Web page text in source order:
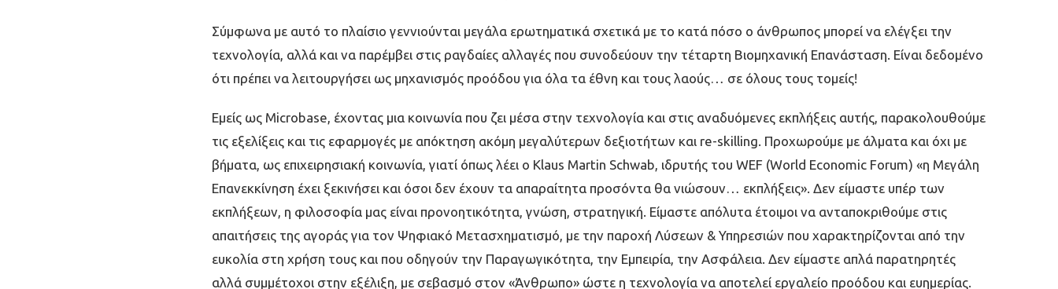
Σύµφωνα µε αυτό το πλαίσιο γεννιούνται µεγάλα ερωτηµατικά σχετικά µε το κατά πόσο ο άνθρωπος µπορεί να ελέγξει την
τεχνολογία, αλλά και να παρέµβει στις ραγδαίες αλλαγές που συνοδεύουν την τέταρτη Βιοµηχανική Επανάσταση. Είναι δεδοµένο
ότι πρέπει να λειτουργήσει ως µηχανισµός προόδου για όλα τα έθνη και τους λαούς… σε όλους τους τοµείς!
Εµείς ως Microbase, έχοντας µια κοινωνία που ζει µέσα στην τεχνολογία και στις αναδυόµενες εκπλήξεις αυτής, παρακολουθούµε
τις εξελίξεις και τις εφαρµογές µε απόκτηση ακόµη µεγαλύτερων δεξιοτήτων και re-skilling. Προχωρούµε µε άλµατα και όχι µε
βήµατα, ως επιχειρησιακή κοινωνία, γιατί όπως λέει ο Klaus Martin Schwab, ιδρυτής του WEF (World Economic Forum) «η Μεγάλη
Επανεκκίνηση έχει ξεκινήσει και όσοι δεν έχουν τα απαραίτητα προσόντα θα νιώσουν… εκπλήξεις». Δεν είµαστε υπέρ των
εκπλήξεων, η φιλοσοφία µας είναι προνοητικότητα, γνώση, στρατηγική. Είµαστε απόλυτα έτοιµοι να ανταποκριθούµε στις
απαιτήσεις της αγοράς για τον Ψηφιακό Μετασχηµατισµό, µε την παροχή Λύσεων & Υπηρεσιών που χαρακτηρίζονται από την
ευκολία στη χρήση τους και που οδηγούν την Παραγωγικότητα, την Εµπειρία, την Ασφάλεια. Δεν είµαστε απλά παρατηρητές
αλλά συµµέτοχοι στην εξέλιξη, µε σεβασµό στον «Άνθρωπο» ώστε η τεχνολογία να αποτελεί εργαλείο προόδου και ευηµερίας.